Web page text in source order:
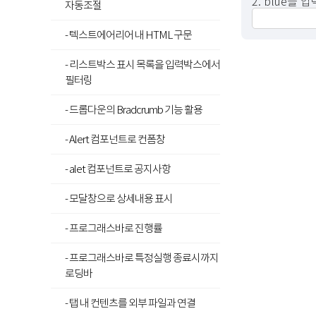
자동조절
- 텍스트에어리어 내 HTML 구문
- 리스트박스 표시 목록을 입력박스에서
필터링
- 드롭다운의 Bradcrumb 기능 활용
- Alert 컴포넌트로 컨폼창
- alet 컴포넌트로 공지사항
- 모달창으로 상세내용 표시
- 프로그래스바로 진행률
- 프로그래스바로 특정실행 종료시까지
로딩바
- 탭 내 컨텐츠를 외부 파일과 연결